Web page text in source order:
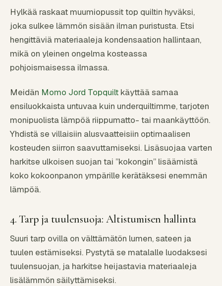
Hylkää raskaat muumiopussit top quiltin hyväksi,
joka sulkee lämmön sisään ilman puristusta. Etsi
hengittäviä materiaaleja kondensaation hallintaan,
mikä on yleinen ongelma kosteassa
pohjoismaisessa ilmassa.
Meidän Momo Jord Topquilt käyttää samaa
ensiluokkaista untuvaa kuin underquiltimme, tarjoten
monipuolista lämpöä riippumatto- tai maankäyttöön.
Yhdistä se villaisiin alusvaatteisiin optimaalisen
kosteuden siirron saavuttamiseksi. Lisäsuojaa varten
harkitse ulkoisen suojan tai ”kokongin” lisäämistä
koko kokoonpanon ympärille kerätäksesi enemmän
lämpöä.
4. Tarp ja tuulensuoja: Altistumisen hallinta
Suuri tarp ovilla on välttämätön lumen, sateen ja
tuulen estämiseksi. Pystytä se matalalle luodaksesi
tuulensuojan, ja harkitse heijastavia materiaaleja
lisälämmön säilyttämiseksi.